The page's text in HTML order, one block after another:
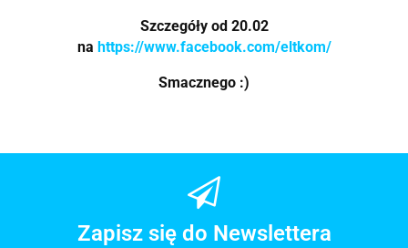
Szczegóły od 20.02
na https://www.facebook.com/eltkom/
Smacznego :)
Zapisz się do Newslettera